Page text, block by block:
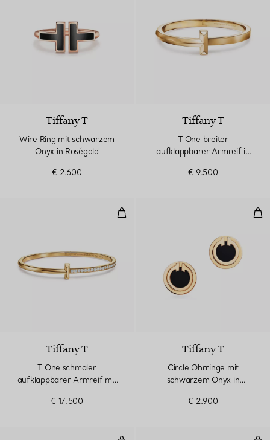
Tiffany T
Wire Ring mit schwarzem
Onyx in Roségold
€ 2.600
Tiffany T
T One breiter
aufklappbarer Armreif in
€ 9.500
T One schmaler aufklappbarer
Tiffany T
T One schmaler
aufklappbarer Armreif mit
€ 17.500
Tiffany T
Circle Ohrringe mit
schwarzem Onyx in
€ 2.900